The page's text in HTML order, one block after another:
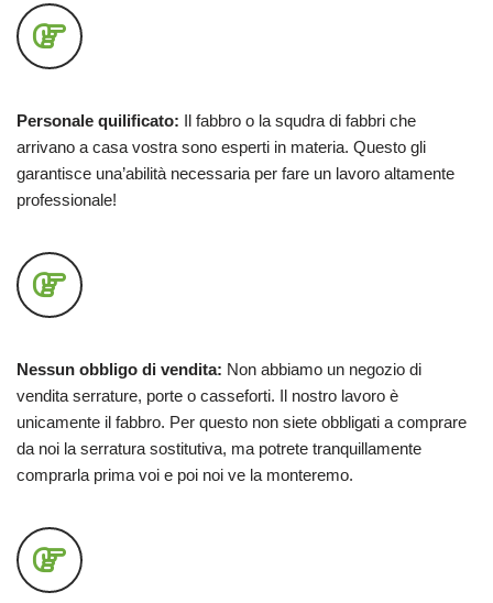
Personale quilificato: Il fabbro o la squdra di fabbri che
arrivano a casa vostra sono esperti in materia. Questo gli
garantisce una’abilità necessaria per fare un lavoro altamente
professionale!
Nessun obbligo di vendita: Non abbiamo un negozio di
vendita serrature, porte o casseforti. Il nostro lavoro è
unicamente il fabbro. Per questo non siete obbligati a comprare
da noi la serratura sostitutiva, ma potrete tranquillamente
comprarla prima voi e poi noi ve la monteremo.